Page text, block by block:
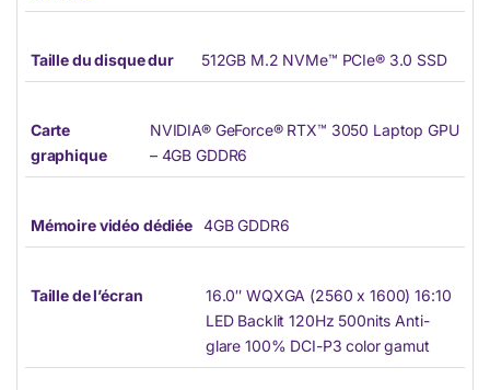
Taille du disque dur 512GB M.2 NVMe™ PCIe® 3.0 SSD
Carte
graphique
NVIDIA® GeForce® RTX™ 3050 Laptop GPU
– 4GB GDDR6
Mémoire vidéo dédiée 4GB GDDR6
Taille de l’écran
16.0″ WQXGA (2560 x 1600) 16:10
LED Backlit 120Hz 500nits Anti-
glare 100% DCI-P3 color gamut